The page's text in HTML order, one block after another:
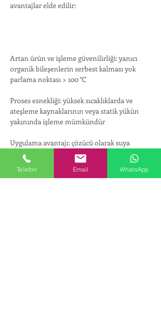
avantajlar elde edilir:
Artan ürün ve işleme güvenilirliği: yanıcı
organik bileşenlerin serbest kalması yok
parlama noktası > 100 °C
Proses esnekliği: yüksek sıcaklıklarda ve
ateşleme kaynaklarının veya statik yükün
yakınında işleme mümkündür
Uygulama avantajı: çözücü olarak suya
dayalı polimer sistemlerinde
Çevre koruma: hidroliz, uçucu organik
Telefon Email WhatsApp